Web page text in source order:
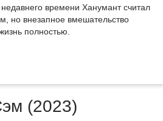
времени Ханумант считал
но внезапное вмешательство
полностью.
(2023)